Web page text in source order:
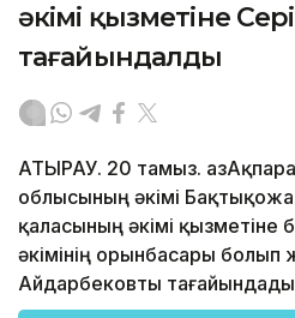
әкімі қызметіне
тағайындалды
АТЫРАУ. 20 тамыз.
облысының әкімі
қаласының әкімі қызметіне
әкімінің орынбасары болып
Айдарбековты